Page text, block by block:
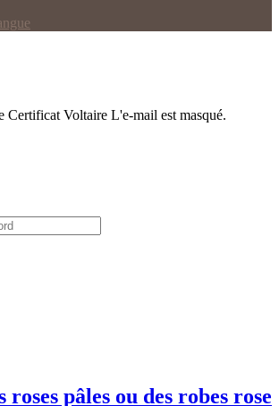
Certificat Voltaire L'e-mail est masqué.
roses pâles ou des robes rose